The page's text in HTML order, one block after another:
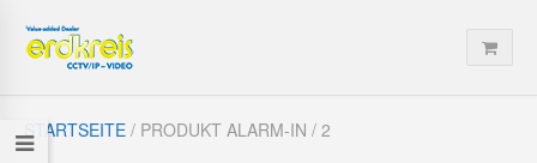
STARTSEITE / PRODUKT ALARM-IN / 2